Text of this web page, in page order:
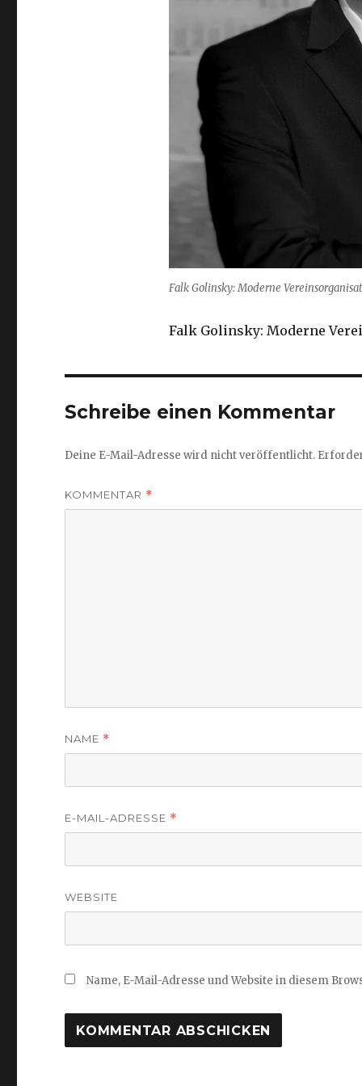
Falk Golinsky: Moderne
Falk Golinsky: Moderne
Schreibe einen Kommentar
Deine E-Mail-Adresse wird nicht veröffentlicht.
KOMMENTAR *
NAME *
E-MAIL-ADRESSE *
WEBSITE
Name, E-Mail-Adresse und Website in diesem